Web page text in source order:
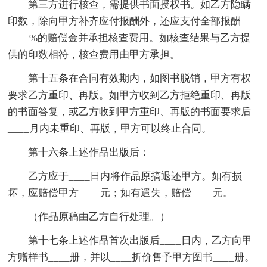
第三方进行核查，需提供书面授权书。如乙方隐瞒
印数，除向甲方补齐应付报酬外，还应支付全部报酬
____%的赔偿金并承担核查费用。如核查结果与乙方提
供的印数相符，核查费用由甲方承担。
第十五条在合同有效期内，如图书脱销，甲方有权
要求乙方重印、再版。如甲方收到乙方拒绝重印、再版
的书面答复，或乙方收到甲方重印、再版的书面要求后
____月内未重印、再版，甲方可以终止合同。
第十六条上述作品出版后：
乙方应于____日内将作品原搞退还甲方。如有损
坏，应赔偿甲方____元；如有遣失，赔偿____元。
（作品原稿由乙方自行处理。）
第十七条上述作品首次出版后____日内，乙方向甲
方赠样书____册，并以____折价售予甲方图书____册。